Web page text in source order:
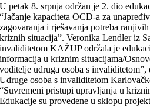
U petak 8. srpnja održan je 2. dio
“Jačanje kapaciteta OCD-a za
zagovaranja i rješavanja potreba
kriznih situacija”. Veronika Lendler iz
invaliditetom KAŽUP održala je
informacija u kriznim situacijama/
voditelje udruga osoba s
Udruge osoba s invaliditetom
“Suvremeni pristupi upravljanja u
Edukacije su provedene u sklopu